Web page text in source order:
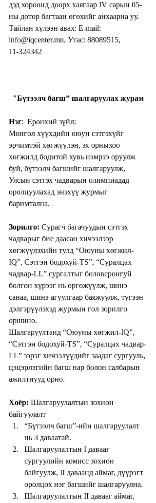
дэд хороонд доорх хаягаар IV сарын 05-
ны дотор багтаан өгөхийг анхаарна уу.
Тайлан хүлээн авах: E-mail:
info@iqcenter.mn, Утас: 88089515,
11-324342
"Бүтээлч багш” шалгаруулах журам
Нэг:  Ерөнхий зүйл:
Монгол хүүхдийн оюун сэтгэхүйг
эрчимтэй хөгжүүлэн, эх орныхоо
хөгжилд бодитой хувь нэмрээ оруулж
буй, бүтээлч багшийг шалгаруулж,
Улсын сэтгэх чадварын олимпиадад
оролцуулахад энэхүү журмыг
баримтална.
Зорилго: Сурагч багачуудын сэтгэх
чадварыг бие даасан хичээлээр
хөгжүүлэхийн тулд “Оюуны хөгжил-
IQ”, Сэтгэн бодохуй-TS”, “Суралцах
чадвар-LL” сургалтыг боловсронгуй
болгон хүрээг нь өргөжүүлж, шинэ
санаа, шинэ агуулгаар баяжуулж, түгээн
дэлгэрүүлэхэд журмын гол зорилго
оршино.
Шалгаруултанд “Оюуны хөгжил-IQ”,
“Сэтгэн бодохуй-TS”, “Суралцах чадвар-
LL” зэрэг хичээлүүдийг заадаг сургууль,
цэцэрлэгийн багш нар болон салбарын
ажилтнууд орно.
Хоёр: Шалгаруулалтын зохион
байгуулалт
“Бүтээлч багш”-ийн шалгаруулалт
нь 3 даваатай.
Шалгаруулалтын I давааг
сургуулийн комисс зохион
байгуулж, II даваанд аймаг, дүүрэгт
oролцох нэг багшийг шалгаруулна.
Шалгаруулалтын II давааг аймаг,